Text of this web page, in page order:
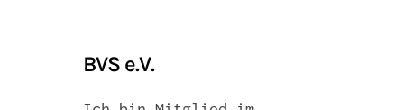
BVS e.V.